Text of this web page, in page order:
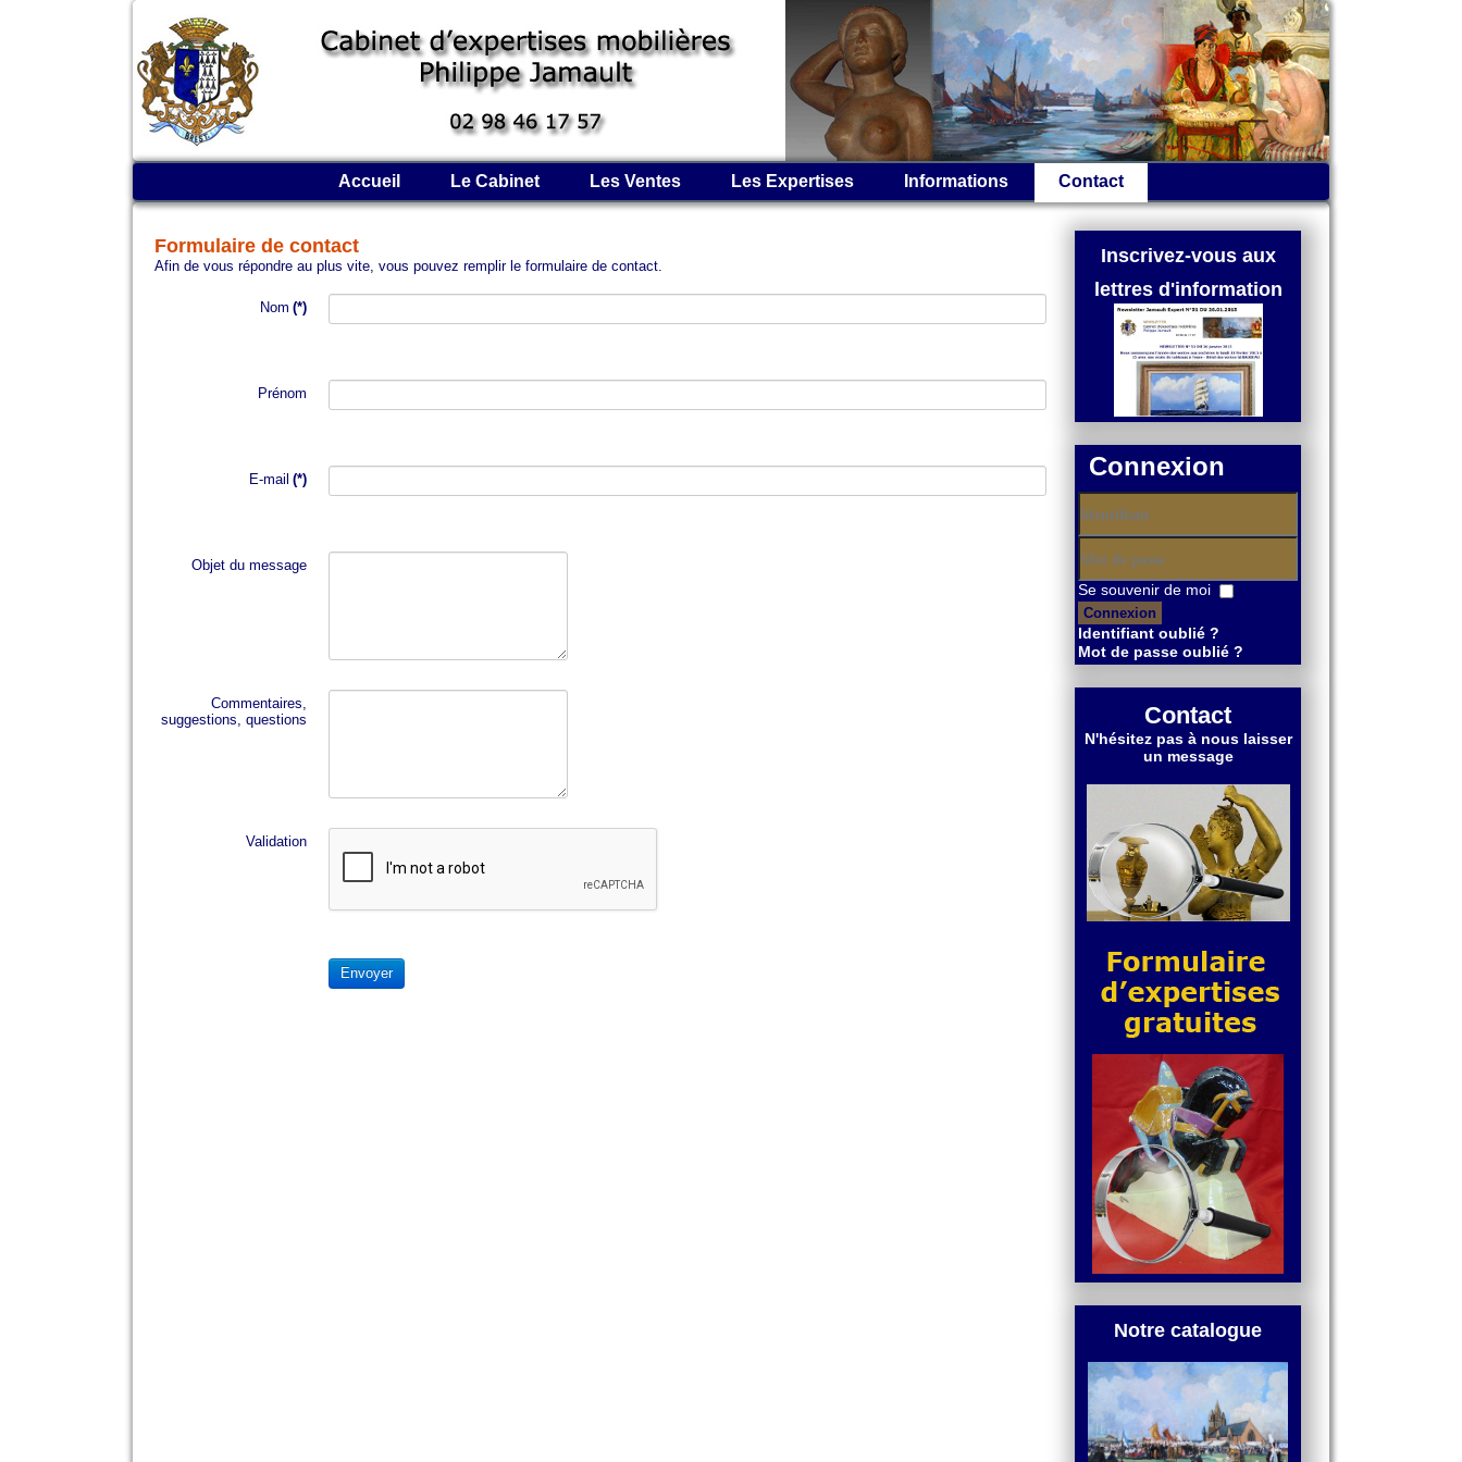
Accueil Le Cabinet Les Ventes Les Expertises Informations Contact
Formulaire de contact
Afin de vous répondre au plus vite, vous pouvez remplir le formulaire de contact.
Nom (*)
Prénom
E-mail (*)
Objet du message
Commentaires,
suggestions, questions
Validation
Envoyer
Inscrivez-vous aux
lettres d'information
Connexion
Mot
de
passe
Se souvenir de moi
Connexion
Identifiant oublié ?
Mot de passe oublié ?
Contact
N'hésitez pas à nous laisser
un message
Notre catalogue